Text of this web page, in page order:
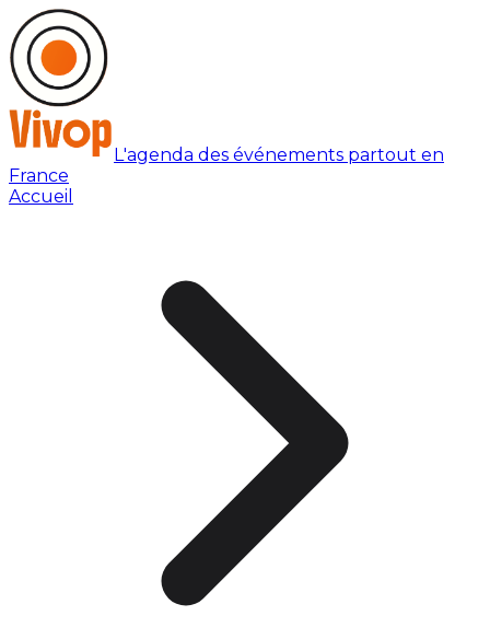
L'agenda des événements partout en
France
Accueil